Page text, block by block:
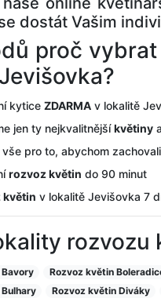
dostát Vašim
proč
kytice ZDARMA v lokalitě
jen ty nejkvalitnějšíkvětiny
vše pro to, abychom
rozvoz květin do 90 minut
květin v lokalitě Jevišovka 7
rozvozu
Rozvoz květin
Rozvoz květin Diváky